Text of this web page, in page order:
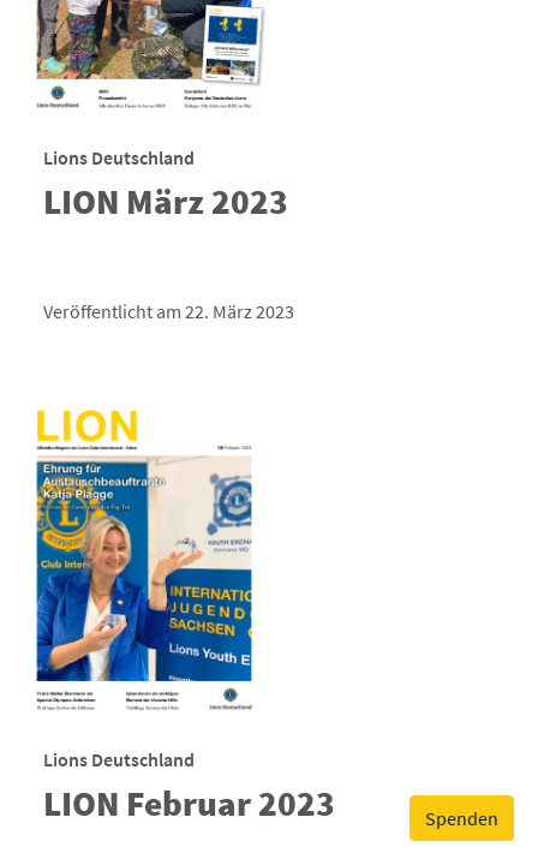
Spenden
Lions Deutschland
LION März 2023
Veröffentlicht am 22. März 2023
Lions Deutschland
LION Februar 2023